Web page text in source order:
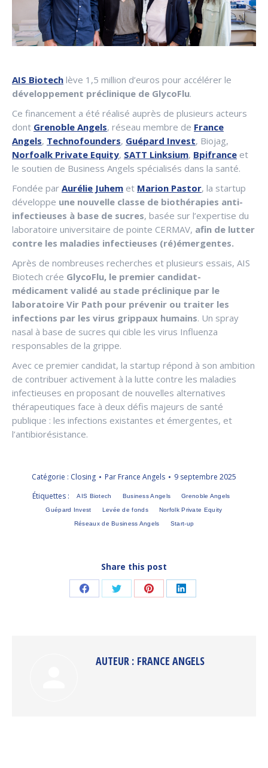
AIS Biotech lève 1,5 million d’euros pour accélérer le
développement préclinique de GlycoFlu.
Ce financement a été réalisé auprès de plusieurs acteurs
dont Grenoble Angels, réseau membre de France
Angels, Technofounders, Guépard Invest, Biojag,
Norfoalk Private Equity, SATT Linksium, Bpifrance et
le soutien de Business Angels spécialisés dans la santé.
Fondée par Aurélie Juhem et Marion Pastor, la startup
développe une nouvelle classe de biothérapies anti-
infectieuses à base de sucres, basée sur l’expertise du
laboratoire universitaire de pointe CERMAV, afin de lutter
contre les maladies infectieuses (ré)émergentes.
Après de nombreuses recherches et plusieurs essais, AIS
Biotech crée GlycoFlu, le premier candidat-
médicament validé au stade préclinique par le
laboratoire Vir Path pour prévenir ou traiter les
infections par les virus grippaux humains. Un spray
nasal à base de sucres qui cible les virus Influenza
responsables de la grippe.
Avec ce premier candidat, la startup répond à son ambition
de contribuer activement à la lutte contre les maladies
infectieuses en proposant de nouvelles alternatives
thérapeutiques face à deux défis majeurs de santé
publique : les infections existantes et émergentes, et
l’antibiorésistance.
Catégorie : Closing Par France Angels
9 septembre 2025
Étiquettes :
AIS Biotech Business Angels Grenoble Angels
Guépard Invest Levée de fonds Norfolk Private Equity
Réseaux de Business Angels Start-up
Share this post
PartagerPartagerPartagerPartager
AUTEUR : FRANCE ANGELS